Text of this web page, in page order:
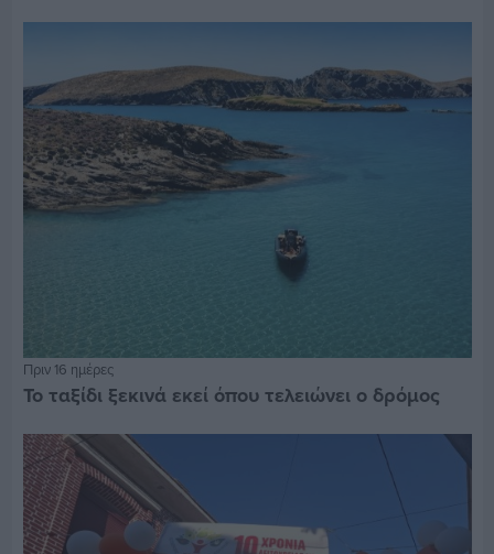
Πριν 16 ημέρες
Το ταξίδι ξεκινά εκεί όπου τελειώνει ο δρόμος